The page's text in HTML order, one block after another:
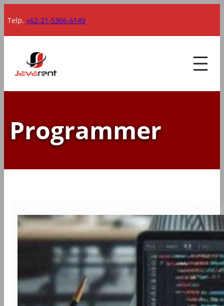
ke
konten
Telp.+62-21-5366-6149
Programmer